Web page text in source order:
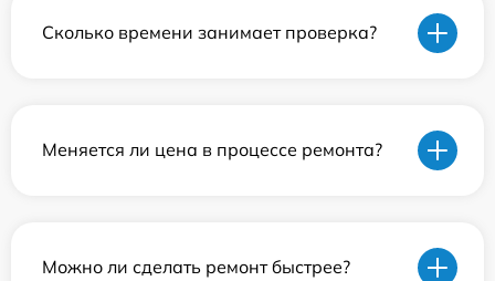
Сколько времени занимает проверка?
Меняется ли цена в процессе ремонта?
Можно ли сделать ремонт быстрее?